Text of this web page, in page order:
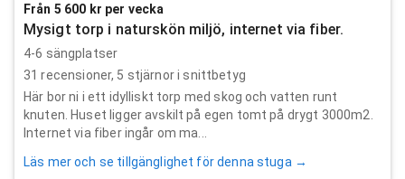
Från 5 600 kr per vecka
Mysigt torp i naturskön miljö, internet via fiber.
4-6 sängplatser
31 recensioner, 5 stjärnor i snittbetyg
Här bor ni i ett idylliskt torp med skog och vatten runt
knuten. Huset ligger avskilt på egen tomt på drygt 3000m2.
Internet via fiber ingår om ma...
Läs mer och se tillgänglighet för denna stuga →